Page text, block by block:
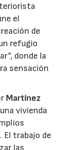
el
de
refugio
donde la
sensación
Martínez
vivienda
El trabajo de
las